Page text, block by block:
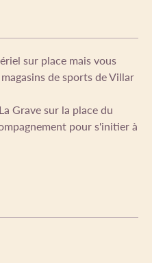
sur place mais vous
de sports de Villar
Grave sur la place du
pour s'initier à